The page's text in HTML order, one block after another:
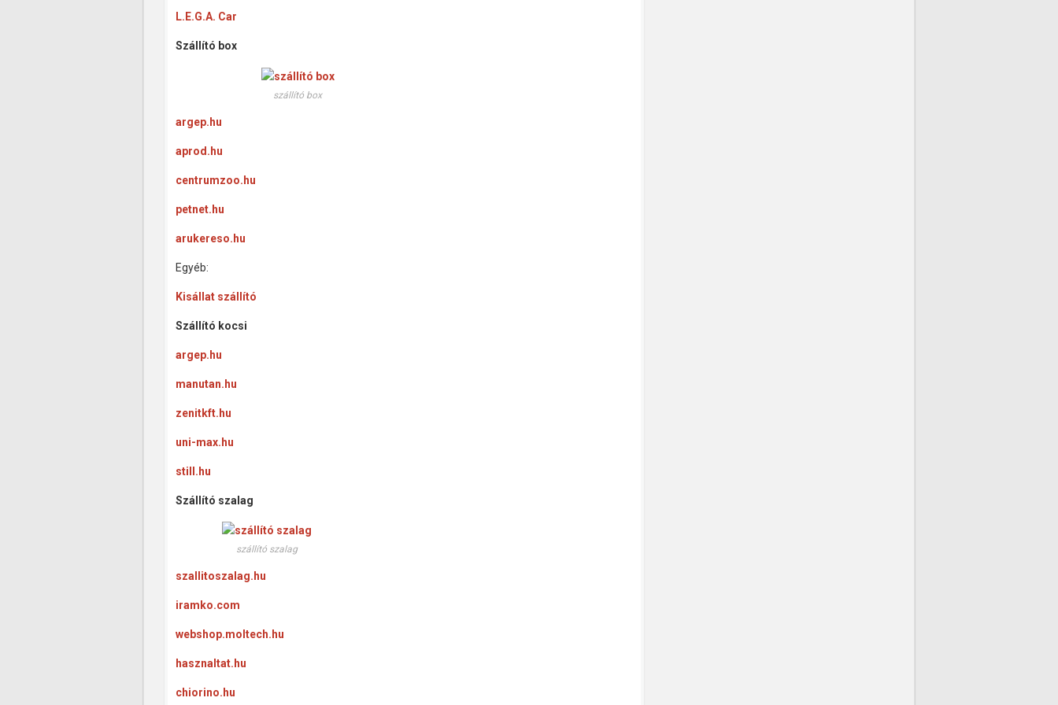
L.E.G.A. Car
Szállító box
szállító box
argep.hu
aprod.hu
centrumzoo.hu
petnet.hu
arukereso.hu
Egyéb:
Kisállat szállító
Szállító kocsi
argep.hu
manutan.hu
zenitkft.hu
uni-max.hu
still.hu
Szállító szalag
szállító szalag
szallitoszalag.hu
iramko.com
webshop.moltech.hu
hasznaltat.hu
chiorino.hu